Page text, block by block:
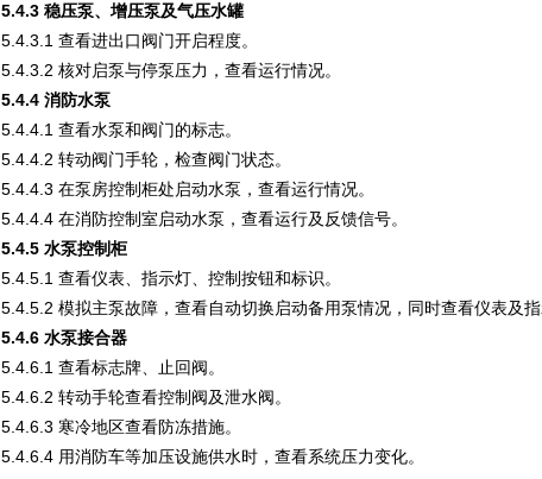
5.4.3 稳压泵、增压泵及气压水罐
5.4.3.1 查看进出口阀门开启程度。
5.4.3.2 核对启泵与停泵压力，查看运行情况。
5.4.4 消防水泵
5.4.4.1 查看水泵和阀门的标志。
5.4.4.2 转动阀门手轮，检查阀门状态。
5.4.4.3 在泵房控制柜处启动水泵，查看运行情况。
5.4.4.4 在消防控制室启动水泵，查看运行及反馈信号。
5.4.5 水泵控制柜
5.4.5.1 查看仪表、指示灯、控制按钮和标识。
5.4.5.2 模拟主泵故障，查看自动切换启动备用泵情况，同时查看仪表及指
5.4.6 水泵接合器
5.4.6.1 查看标志牌、止回阀。
5.4.6.2 转动手轮查看控制阀及泄水阀。
5.4.6.3 寒冷地区查看防冻措施。
5.4.6.4 用消防车等加压设施供水时，查看系统压力变化。